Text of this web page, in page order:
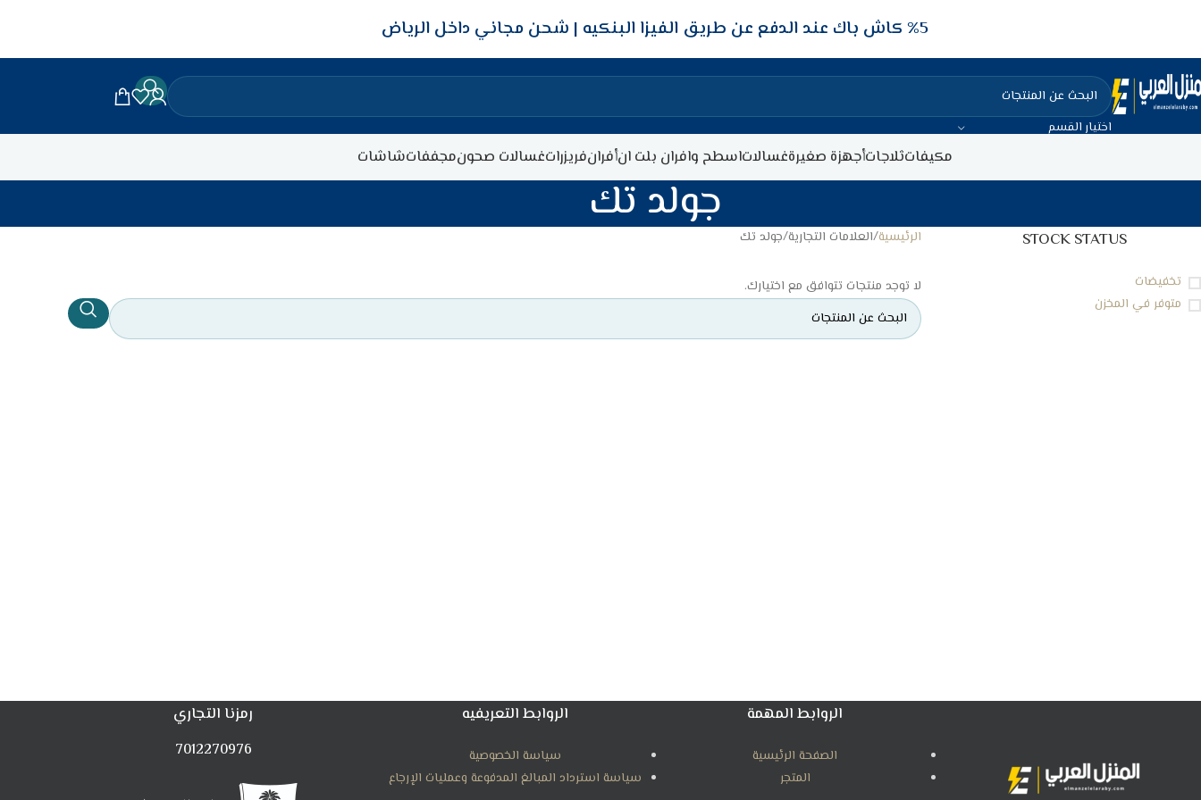
5‎% كاش باك عند الدفع عن طريق الفيزا البنكيه شحن مجاني داخل الرياض
اختيار القسم
مكيفاتثلاجاتأجهزة صغيرةغسالاتاسطح وافران بلت انأفرانفريزراتغسالات صحونمجففاتشاشات
جولد تك
STOCK STATUS
تخفيضات
متوفر في المخزن
الرئيسية العلامات التجارية جولد تك
لا توجد منتجات تتوافق مع اختيارك.
الروابط المهمة
الصفحة الرئيسية
المتجر
الروابط التعريفيه
سياسة الخصوصية
سياسة استرداد المبالغ المدفوعة وعمليات الإرجاع
رمزنا التجاري
7012270976